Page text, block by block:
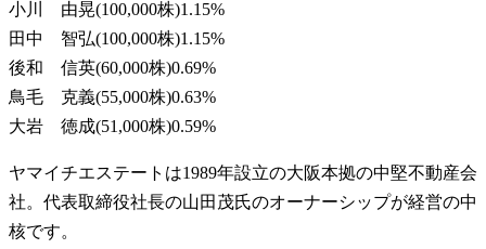
小川 由晃(100,000株)1.15%
田中 智弘(100,000株)1.15%
後和 信英(60,000株)0.69%
鳥毛 克義(55,000株)0.63%
大岩 徳成(51,000株)0.59%
ヤマイチエステートは1989年設立の大阪本拠の中堅不動産会
社。代表取締役社長の山田茂氏のオーナーシップが経営の中
核です。